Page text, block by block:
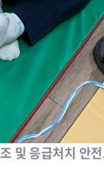
및 응급처치 안